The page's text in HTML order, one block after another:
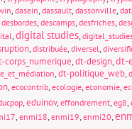
, dasein, dassault, dassonville,
desbordes, descamps, desfriches,
,digital studies,
, distribuée, diversel,
corps_numerique,dt-design,dt-
,dt-politique_web,
, ecocontrib, ecologie, economie,
,eduinov, effondrement, eg8,
, enmi18, enmi19, enmi20,